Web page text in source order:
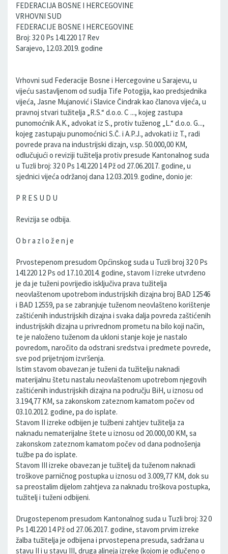
FEDERACIJA BOSNE I HERCEGOVINE
VRHOVNI SUD
FEDERACIJE BOSNE I HERCEGOVINE
Broj: 32 0 Ps 141220 17 Rev
Sarajevo, 12.03.2019. godine
Vrhovni sud Federacije Bosne i Hercegovine u Sarajevu, u
vijeću sastavljenom od sudija Tife Potogija, kao predsjednika
vijeća, Jasne Mujanović i Slavice Čindrak kao članova vijeća, u
pravnoj stvari tužitelja „R.S.“ d.o.o. C ..., kojeg zastupa
punomoćnik A.K., advokat iz S., protiv tuženog „L.“ d.o.o. G...,
kojeg zastupaju punomoćnici S.Č. i A.P.J., advokati iz T., radi
povrede prava na industrijski dizajn, v.sp. 50.000,00 KM,
odlučujući o reviziji tužitelja protiv presude Kantonalnog suda
u Tuzli broj: 32 0 Ps 141220 14 Pž od 27.06.2017. godine, u
sjednici vijeća održanoj dana 12.03.2019. godine, donio je:
P R E S U D U
Revizija se odbija.
O b r a z l o ž e n j e
Prvostepenom presudom Općinskog suda u Tuzli broj 32 0 Ps
141220 12 Ps od 17.10.2014. godine, stavom I izreke utvrđeno
je da je tuženi povrijedio isključiva prava tužitelja
neovlaštenom upotrebom industrijskih dizajna broj BAD 12546
i BAD 12559, pa se zabranjuje tuženom neovlašteno korištenje
zaštićenih industrijskih dizajna i svaka dalja povreda zaštićenih
industrijskih dizajna u privrednom prometu na bilo koji način,
te je naloženo tuženom da ukloni stanje koje je nastalo
povredom, naročito da odstrani sredstva i predmete povrede,
sve pod prijetnjom izvršenja.
Istim stavom obavezan je tuženi da tužitelju naknadi
materijalnu štetu nastalu neovlaštenom upotrebom njegovih
zaštićenih industrijskih dizajna na području BiH, u iznosu od
3.194,77 KM, sa zakonskom zateznom kamatom počev od
03.10.2012. godine, pa do isplate.
Stavom II izreke odbijen je tužbeni zahtjev tužitelja za
naknadu nematerijalne štete u iznosu od 20.000,00 KM, sa
zakonskom zateznom kamatom počev od dana podnošenja
tužbe pa do isplate.
Stavom III izreke obavezan je tužitelj da tuženom naknadi
troškove parničnog postupka u iznosu od 3.009,77 KM, dok su
sa preostalim dijelom zahtjeva za naknadu troškova postupka,
tužitelj i tuženi odbijeni.
Drugostepenom presudom Kantonalnog suda u Tuzli broj: 32 0
Ps 141220 14 Pž od 27.06.2017. godine, stavom prvim izreke
žalba tužitelja je odbijena i prvostepena presuda, sadržana u
stavu II i u stavu III, druga alineja izreke (kojom je odlučeno o